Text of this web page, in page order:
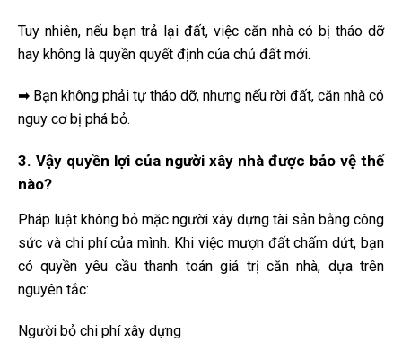
Tuy nhiên, nếu bạn trả lại đất, việc căn nhà có bị tháo dỡ
hay không là quyền quyết định của chủ đất mới.
➡ Bạn không phải tự tháo dỡ, nhưng nếu rời đất, căn nhà có
nguy cơ bị phá bỏ.
3. Vậy quyền lợi của người xây nhà được bảo vệ thế
nào?
Pháp luật không bỏ mặc người xây dựng tài sản bằng công
sức và chi phí của mình. Khi việc mượn đất chấm dứt, bạn
có quyền yêu cầu thanh toán giá trị căn nhà, dựa trên
nguyên tắc:
Người bỏ chi phí xây dựng